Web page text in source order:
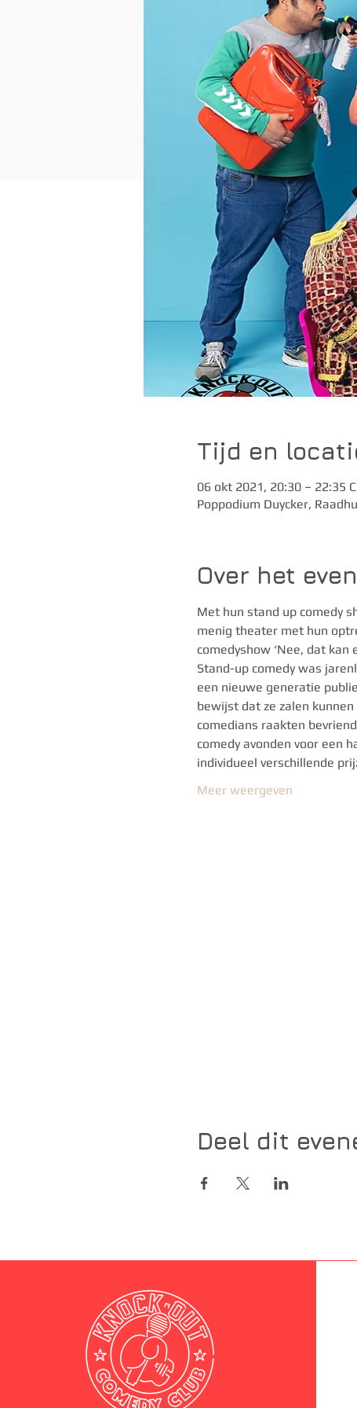
Tijd en
06 okt 2021, 20:30 – 22:35
Poppodium Duycker,
Over het
Met hun stand up comedy
menig theater met hun
comedyshow ‘Nee, dat kan
Stand-up comedy was
een nieuwe generatie
bewijst dat ze zalen
comedians raakten
comedy avonden voor een
individueel verschillende
Meer weergeven
Deel dit